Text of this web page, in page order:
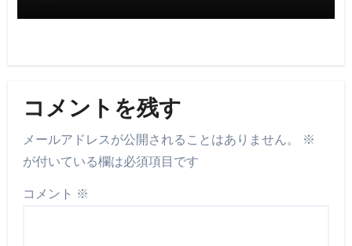
コメントを残す
メールアドレスが公開されることはありません。
※
が付いている欄は必須項目です
コメント ※